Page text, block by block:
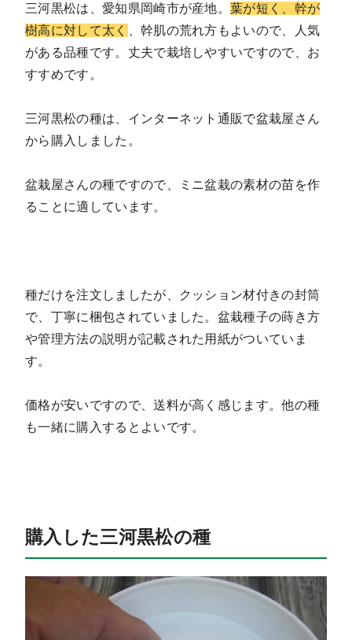
三河黒松は、愛知県岡崎市が産地。葉が短く、幹が
樹高に対して太く
、幹肌の荒れ方もよいので、人気
がある品種です。丈夫で栽培しやすいですので、お
すすめです。
三河黒松の種は、インターネット通販で盆栽屋さん
から購入しました。
盆栽屋さんの種ですので、ミニ盆栽の素材の苗を作
ることに適しています。
種だけを注文しましたが、クッション材付きの封筒
で、丁寧に梱包されていました。盆栽種子の蒔き方
や管理方法の説明が記載された用紙がついていま
す。
価格が安いですので、送料が高く感じます。他の種
も一緒に購入するとよいです。
購入した三河黒松の種